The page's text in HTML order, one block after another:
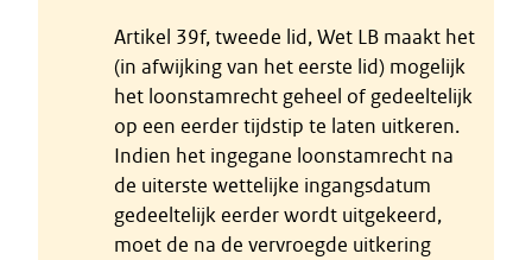
Artikel 39f, tweede lid, Wet LB maakt het
(in afwijking van het eerste lid) mogelijk
het loonstamrecht geheel of gedeeltelijk
op een eerder tijdstip te laten uitkeren.
Indien het ingegane loonstamrecht na
de uiterste wettelijke ingangsdatum
gedeeltelijk eerder wordt uitgekeerd,
moet de na de vervroegde uitkering